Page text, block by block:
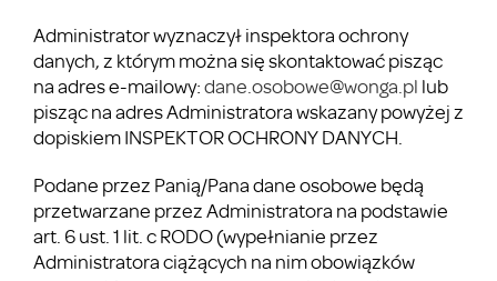
Administrator wyznaczył inspektora ochrony
danych, z którym można się skontaktować pisząc
na adres e-mailowy:dane.osobowe@wonga.pl lub
pisząc na adres Administratora wskazany powyżej z
dopiskiem INSPEKTOR OCHRONY DANYCH.
Podane przez Panią/Pana dane osobowe będą
przetwarzane przez Administratora na podstawie
art. 6 ust. 1 lit. c RODO (wypełnianie przez
Administratora ciążących na nim obowiązków